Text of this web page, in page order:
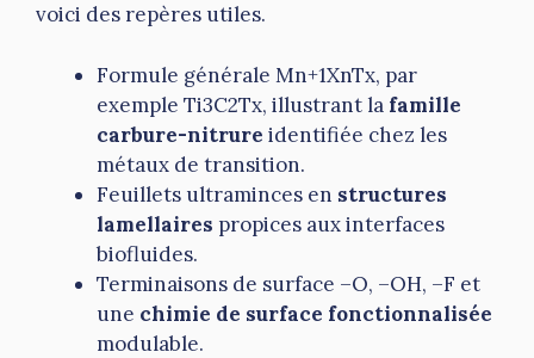
voici des repères utiles.
Formule générale Mn+1XnTx, par
exemple Ti3C2Tx, illustrant la famille
carbure-nitrure identifiée chez les
métaux de transition.
Feuillets ultraminces en structures
lamellaires propices aux interfaces
biofluides.
Terminaisons de surface –O, –OH, –F et
une chimie de surface fonctionnalisée
modulable.